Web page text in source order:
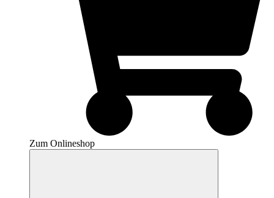
Zum Onlineshop